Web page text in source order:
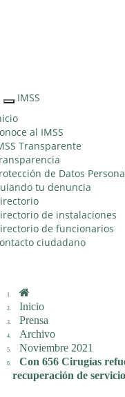
Interruptor
de
Navegación
IMSS
al IMSS
Transparente
de Datos
tu denuncia
de instalaciones
de funcionarios
ciudadano
Inicio
Prensa
Archivo
Noviembre 2021
Con 656 Cirugías
recuperación de